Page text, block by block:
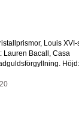
Louis XVI-
Lauren Bacall, Casa